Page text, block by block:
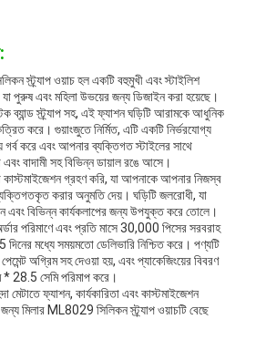
স্ট্র্যাপ ওয়াচ হল একটি বহুমুখী এবং স্টাইলিশ
যা পুরুষ এবং মহিলা উভয়ের জন্য ডিজাইন করা হয়েছে।
ব্যান্ড স্ট্র্যাপ সহ, এই ফ্যাশন ঘড়িটি আরামকে আধুনিক
করে। গুয়াংজুতে নির্মিত, এটি একটি নির্ভরযোগ্য
গর্ব করে এবং আপনার ব্যক্তিগত স্টাইলের সাথে
এবং বাদামী সহ বিভিন্ন ডায়াল রঙে আসে।
গ্রহণ করি, যা আপনাকে আপনার নিজস্ব
ব্যক্তিগতকৃত করার অনুমতি দেয়। ঘড়িটি জলরোধী, যা
এবং বিভিন্ন কার্যকলাপের জন্য উপযুক্ত করে তোলে।
পরিমাণে এবং প্রতি মাসে 30,000 পিসের সরবরাহ
দিনের মধ্যে সময়মতো ডেলিভারি নিশ্চিত করে। পণ্যটি
অগ্রিম সহ দেওয়া হয়, এবং প্যাকেজিংয়ের বিবরণ
28.5 সেমি পরিমাপ করে।
মেটাতে ফ্যাশন, কার্যকারিতা এবং কাস্টমাইজেশন
জন্য মিলার ML8029 সিলিকন স্ট্র্যাপ ওয়াচটি বেছে